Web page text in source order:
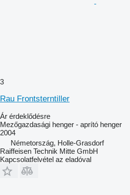
3
Rau Frontsterntiller
Ár érdeklődésre
Mezőgazdasági henger - aprító henger
2004
Németország, Holle-Grasdorf
Raiffeisen Technik Mitte GmbH
Kapcsolatfelvétel az eladóval